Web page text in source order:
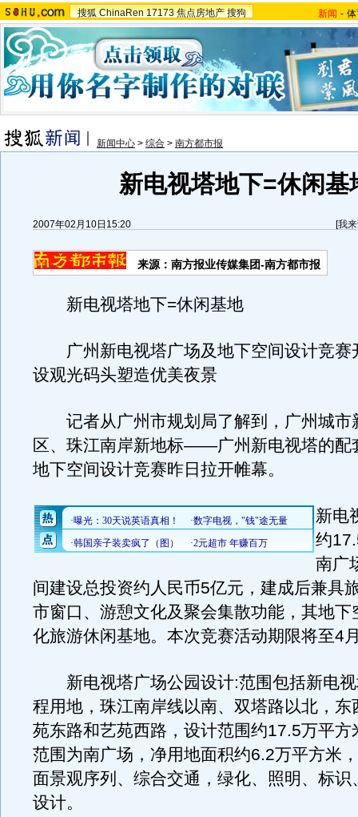
搜狐 ChinaRen 17173 焦点房地产 搜狗 新闻 -
新闻中心 > 综合 > 南方都市报
新电视塔地下=休闲基
2007年02月10日15:20 [我
来源：南方报业传媒集团-南方都市报
新电视塔地下=休闲基地
广州新电视塔广场及地下空间设计竞赛
设观光码头塑造优美夜景
记者从广州市规划局了解到，广州城市
区、珠江南岸新地标——广州新电视塔的配
地下空间设计竞赛昨日拉开帷幕。
新电
约
南广
间建设总投资约人民币5亿元，建成后兼具
市窗口、游憩文化及聚会集散功能，其地下
化旅游休闲基地。本次竞赛活动期限将至4
新电视塔广场公园设计:范围包括新电视
程用地，珠江南岸线以南、双塔路以北，东
苑东路和艺苑西路，设计范围约17.5万平方
范围为南广场，净用地面积约6.2万平方米
面景观序列、综合交通，绿化、照明、标识
设计。